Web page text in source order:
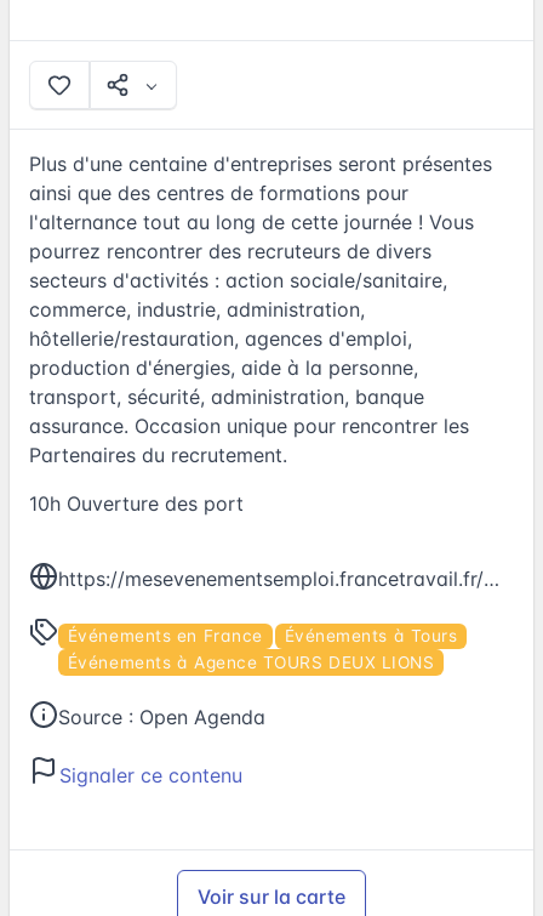
Plus d'une centaine d'entreprises seront présentes
ainsi que des centres de formations pour
l'alternance tout au long de cette journée ! Vous
pourrez rencontrer des recruteurs de divers
secteurs d'activités : action sociale/sanitaire,
commerce, industrie, administration,
hôtellerie/restauration, agences d'emploi,
production d'énergies, aide à la personne,
transport, sécurité, administration, banque
assurance. Occasion unique pour rencontrer les
Partenaires du recrutement.
10h Ouverture des port
https://mesevenementsemploi.francetravail.fr/mes-evenements-emploi/evenement/658418
Événements en France
Événements à Tours
Événements à Agence TOURS DEUX LIONS
Source : Open Agenda
Signaler ce contenu
Voir sur la carte